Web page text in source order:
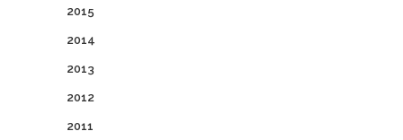
2015
2014
2013
2012
2011